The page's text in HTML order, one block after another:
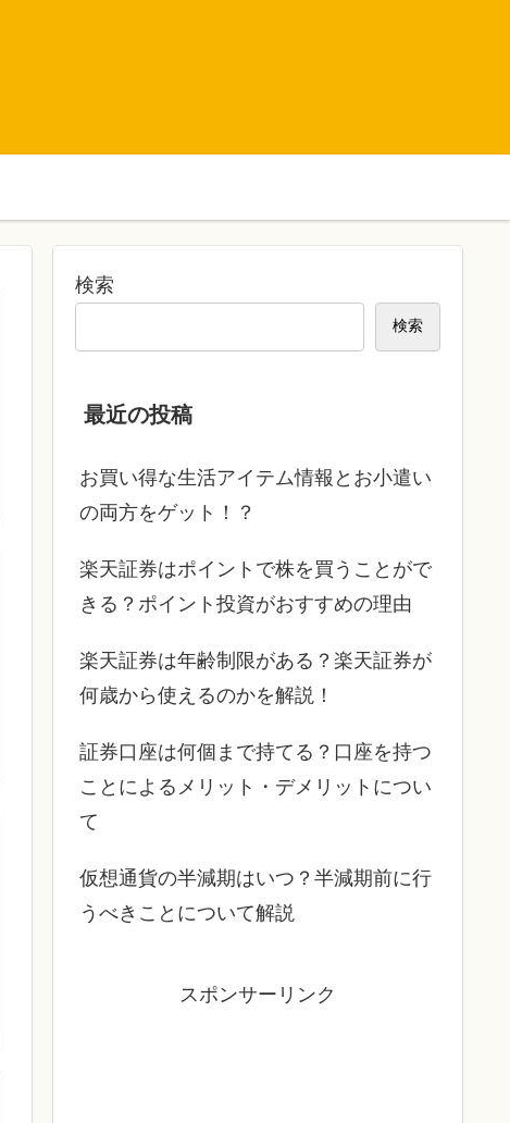
検索
検索
最近の投稿
お買い得な生活アイテム情報とお小遣い
の両方をゲット！？
楽天証券はポイントで株を買うことがで
きる？ポイント投資がおすすめの理由
楽天証券は年齢制限がある？楽天証券が
何歳から使えるのかを解説！
証券口座は何個まで持てる？口座を持つ
ことによるメリット・デメリットについ
て
仮想通貨の半減期はいつ？半減期前に行
うべきことについて解説
スポンサーリンク